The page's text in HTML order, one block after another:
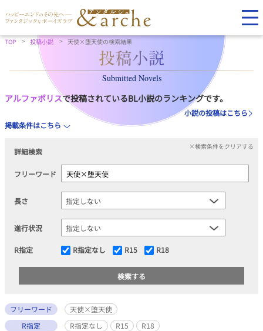
TOP 投稿小説 天使×堕天使の検索結果
Submitted Novels
アルファポリスで投稿されているBL小説のランキングです。
小説の投稿はこちら
掲載条件はこちら
詳細検索
×検索条件をクリアする
フリーワード
長さ
進行状況
R指定 R指定なし R15 R18
フリーワード
天使×堕天使
R指定
R指定なし R15 R18